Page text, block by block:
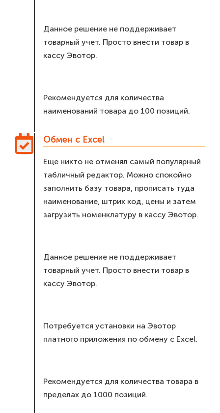
Данное решение не поддерживает
товарный учет. Просто внести товар в
кассу Эвотор.
Рекомендуется для количества
наименований товара до 100 позиций.
Обмен с Excel
Еще никто не отменял самый популярный
табличный редактор. Можно спокойно
заполнить базу товара, прописать туда
наименование, штрих код, цены и затем
загрузить номенклатуру в кассу Эвотор.
Данное решение не поддерживает
товарный учет. Просто внести товар в
кассу Эвотор.
Потребуется установки на Эвотор
платного приложения по обмену с Excel.
Рекомендуется для количества товара в
пределах до 1000 позиций.